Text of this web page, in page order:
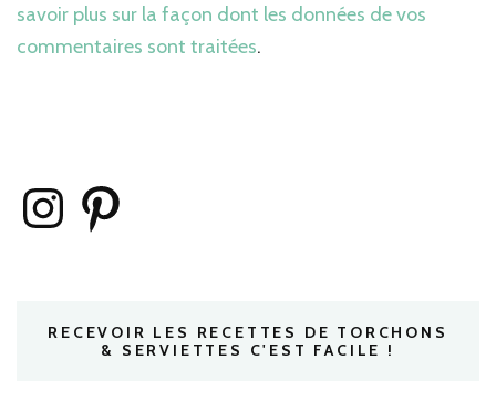
savoir plus sur la façon dont les données de vos
commentaires sont traitées.
InstagramPinterest
RECEVOIR LES RECETTES DE TORCHONS
& SERVIETTES C'EST FACILE !